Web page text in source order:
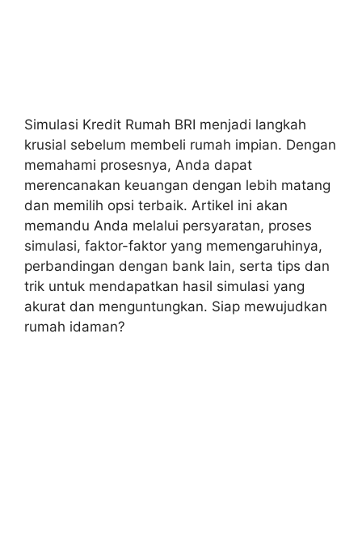
Simulasi Kredit Rumah BRI menjadi langkah
krusial sebelum membeli rumah impian. Dengan
memahami prosesnya, Anda dapat
merencanakan keuangan dengan lebih matang
dan memilih opsi terbaik. Artikel ini akan
memandu Anda melalui persyaratan, proses
simulasi, faktor-faktor yang memengaruhinya,
perbandingan dengan bank lain, serta tips dan
trik untuk mendapatkan hasil simulasi yang
akurat dan menguntungkan. Siap mewujudkan
rumah idaman?